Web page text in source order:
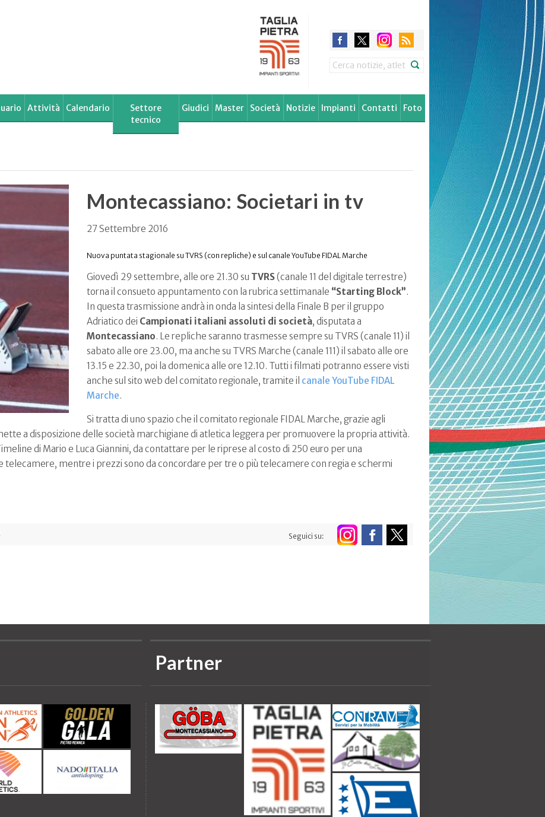
Search
Attività Calendario
Settore
tecnico
Giudici Master Società Notizie Impianti Contatti Foto
Montecassiano: Societari in tv
27 Settembre 2016
Nuova puntata stagionale su TVRS (con repliche) e sul canale YouTube FIDAL Marche
Giovedì 29 settembre, alle ore 21.30 su TVRS(canale 11 del digitale terrestre)
torna il consueto appuntamento con la rubrica settimanale “Starting Block”.
In questa trasmissione andrà in onda la sintesi della Finale B per il gruppo
Adriatico dei Campionati italiani assoluti di società, disputata a
Montecassiano. Le repliche saranno trasmesse sempre su TVRS (canale 11) il
sabato alle ore 23.00, ma anche su TVRS Marche (canale 111) il sabato alle ore
13.15 e 22.30, poi la domenica alle ore 12.10. Tutti i filmati potranno essere visti
anche sul sito web del comitato regionale, tramite il canale YouTube FIDAL
Marche.
Si tratta di uno spazio che il comitato regionale FIDAL Marche, grazie agli
a disposizione delle società marchigiane di atletica leggera per promuovere la propria attività.
di Mario e Luca Giannini, da contattare per le riprese al costo di 250 euro per una
telecamere, mentre i prezzi sono da concordare per tre o più telecamere con regia e schermi
Seguici su:
Partner